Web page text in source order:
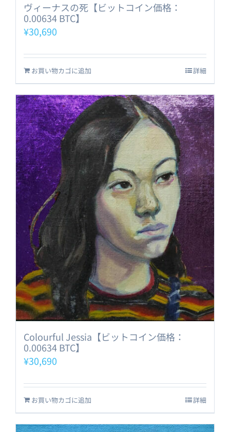
ヴィーナスの死【ビットコイン価格：
0.00634 BTC】
¥30,690
お買い物カゴに追加 詳細
Colourful Jessia【ビットコイン価格：
0.00634 BTC】
¥30,690
お買い物カゴに追加 詳細